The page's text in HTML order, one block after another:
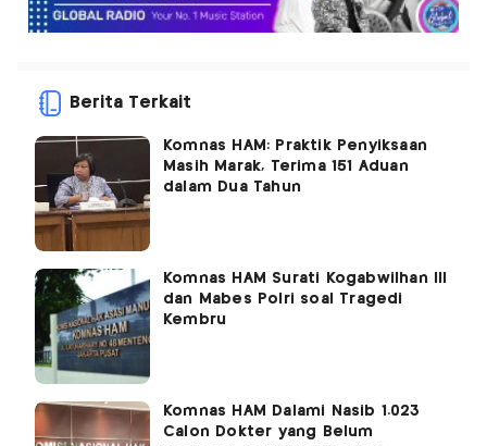
Berita Terkait
Komnas HAM: Praktik Penyiksaan
Masih Marak, Terima 151 Aduan
dalam Dua Tahun
Komnas HAM Surati Kogabwilhan III
dan Mabes Polri soal Tragedi
Kembru
Komnas HAM Dalami Nasib 1.023
Calon Dokter yang Belum